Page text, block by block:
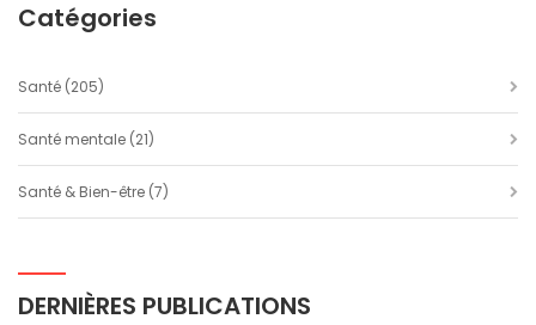
Catégories
Santé (205)
Santé mentale (21)
Santé & Bien-être (7)
DERNIÈRES PUBLICATIONS